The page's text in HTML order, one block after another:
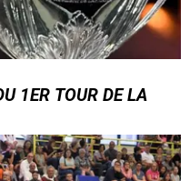
1ER TOUR DE LA